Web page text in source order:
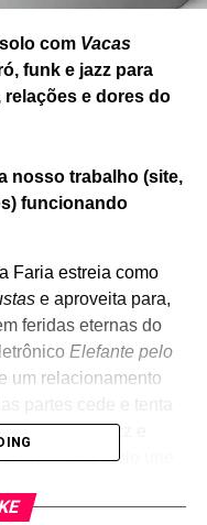
comVacas
funk e jazz para
e dores do
nosso trabalho (site,
funcionando
Faria estreia como
e aproveita para,
feridas eternas do
Elefante pelo
um relacionamento
une funk, jazz e
A faixa-título une
na teta o peso